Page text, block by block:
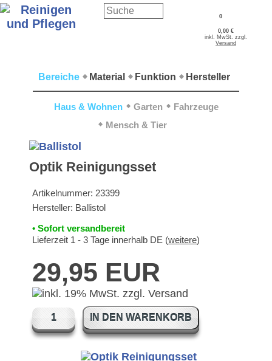
0
0,00 €
inkl. MwSt. zzgl.
Versand
Bereiche Material Funktion Hersteller
Haus & Wohnen Garten
Fahrzeuge
Mensch & Tier
Optik Reinigungsset
Artikelnummer: 23399
Hersteller: Ballistol
• Sofort versandbereit
Lieferzeit 1 - 3 Tage innerhalb DE (weitere)
29,95 EUR
IN DEN WARENKORB